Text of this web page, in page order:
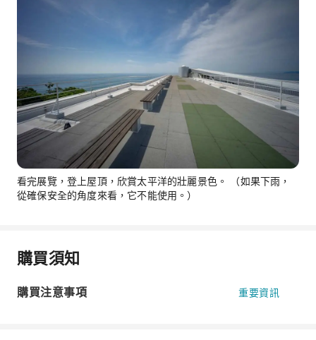
看完展覽，登上屋頂，欣賞太平洋的壯麗景色。 （如果下雨，
從確保安全的角度來看，它不能使用。）
購買須知
購買注意事項 重要資訊